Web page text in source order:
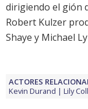
dirigiendo el gión
Robert Kulzer
Shaye y Michael
ACTORES
Kevin Durand
Lily